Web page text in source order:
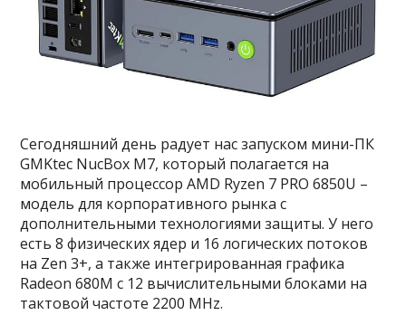
Сегодняшний день радует нас запуском мини-ПК
GMKtec NucBox M7, который полагается на
мобильный процессор AMD Ryzen 7 PRO 6850U –
модель для корпоративного рынка с
дополнительными технологиями защиты. У него
есть 8 физических ядер и 16 логических потоков
на Zen 3+, а также интегрированная графика
Radeon 680M с 12 вычислительными блоками на
тактовой частоте 2200 MHz.